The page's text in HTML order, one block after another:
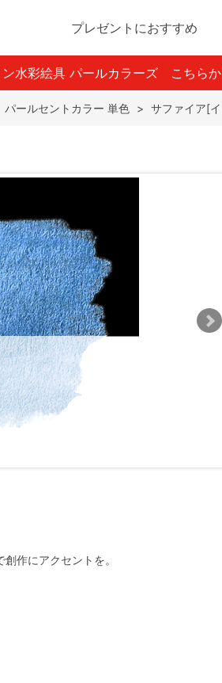
プレゼントにおすすめ
水彩絵具 パールカラーズ こちら
パールセントカラー 単色 > サファイア[
作にアクセントを。